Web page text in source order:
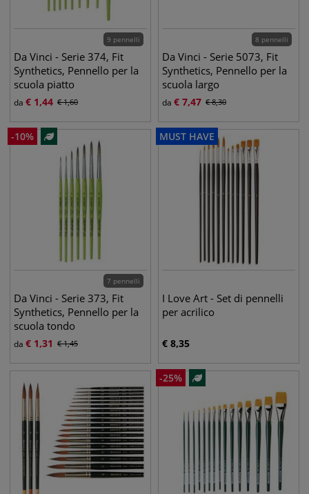
9 pennelli
Da Vinci - Serie 374, Fit
Synthetics, Pennello per la
scuola piatto
da € 1,44 €1,60
8 pennelli
Da Vinci - Serie 5073, Fit
Synthetics, Pennello per la
scuola largo
da € 7,47 €8,30
-10%
7 pennelli
Da Vinci - Serie 373, Fit
Synthetics, Pennello per la
scuola tondo
da € 1,31 €1,45
MUST HAVE
I Love Art - Set di pennelli
per acrilico
€ 8,35
-25%